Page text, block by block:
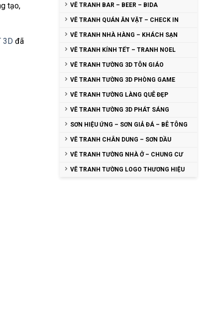
tạo,
3D đã
VẼ TRANH BAR – BEER – BIDA
VẼ TRANH QUÁN ĂN VẶT – CHECK IN
VẼ TRANH NHÀ HÀNG – KHÁCH SẠN
VẼ TRANH KÍNH TẾT – TRANH NOEL
VẼ TRANH TƯỜNG 3D TÔN GIÁO
VẼ TRANH TƯỜNG 3D PHÒNG GAME
VẼ TRANH TƯỜNG LÀNG QUÊ ĐẸP
VẼ TRANH TƯỜNG 3D PHÁT SÁNG
SƠN HIỆU ỨNG – SƠN GIẢ ĐÁ – BÊ TÔNG
VẼ TRANH CHÂN DUNG – SƠN DẦU
VẼ TRANH TƯỜNG NHÀ Ở – CHUNG CƯ
VẼ TRANH TƯỜNG LOGO THƯƠNG HIỆU